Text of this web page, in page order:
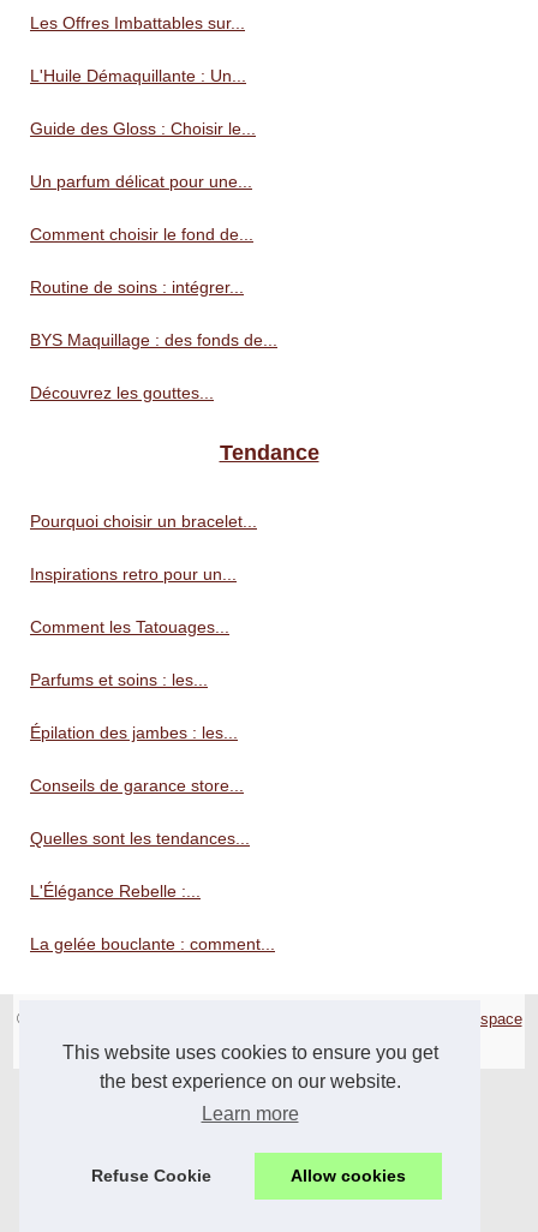
This website uses cookies to ensure you get
the best experience on our website.
Learn more
Refuse Cookie Allow cookies
Les Offres Imbattables sur...
L'Huile Démaquillante : Un...
Guide des Gloss : Choisir le...
Un parfum délicat pour une...
Comment choisir le fond de...
Routine de soins : intégrer...
BYS Maquillage : des fonds de...
Découvrez les gouttes...
Tendance
Pourquoi choisir un bracelet...
Inspirations retro pour un...
Comment les Tatouages...
Parfums et soins : les...
Épilation des jambes : les...
Conseils de garance store...
Quelles sont les tendances...
L'Élégance Rebelle :...
La gelée bouclante : comment...
© 2026
Espace
Privé